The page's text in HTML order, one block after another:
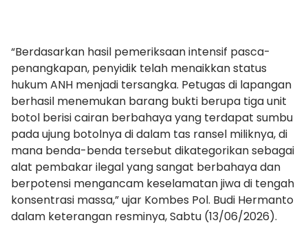
“Berdasarkan hasil pemeriksaan intensif pasca-
penangkapan, penyidik telah menaikkan status
hukum ANH menjadi tersangka. Petugas di lapangan
berhasil menemukan barang bukti berupa tiga unit
botol berisi cairan berbahaya yang terdapat sumbu
pada ujung botolnya di dalam tas ransel miliknya, di
mana benda-benda tersebut dikategorikan sebagai
alat pembakar ilegal yang sangat berbahaya dan
berpotensi mengancam keselamatan jiwa di tengah
konsentrasi massa,” ujar Kombes Pol. Budi Hermanto
dalam keterangan resminya, Sabtu (13/06/2026).